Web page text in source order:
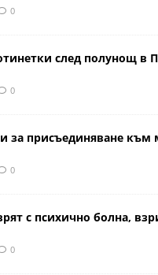
0
след полунощ в
0
за присъединяване към
0
с психично болна,
0